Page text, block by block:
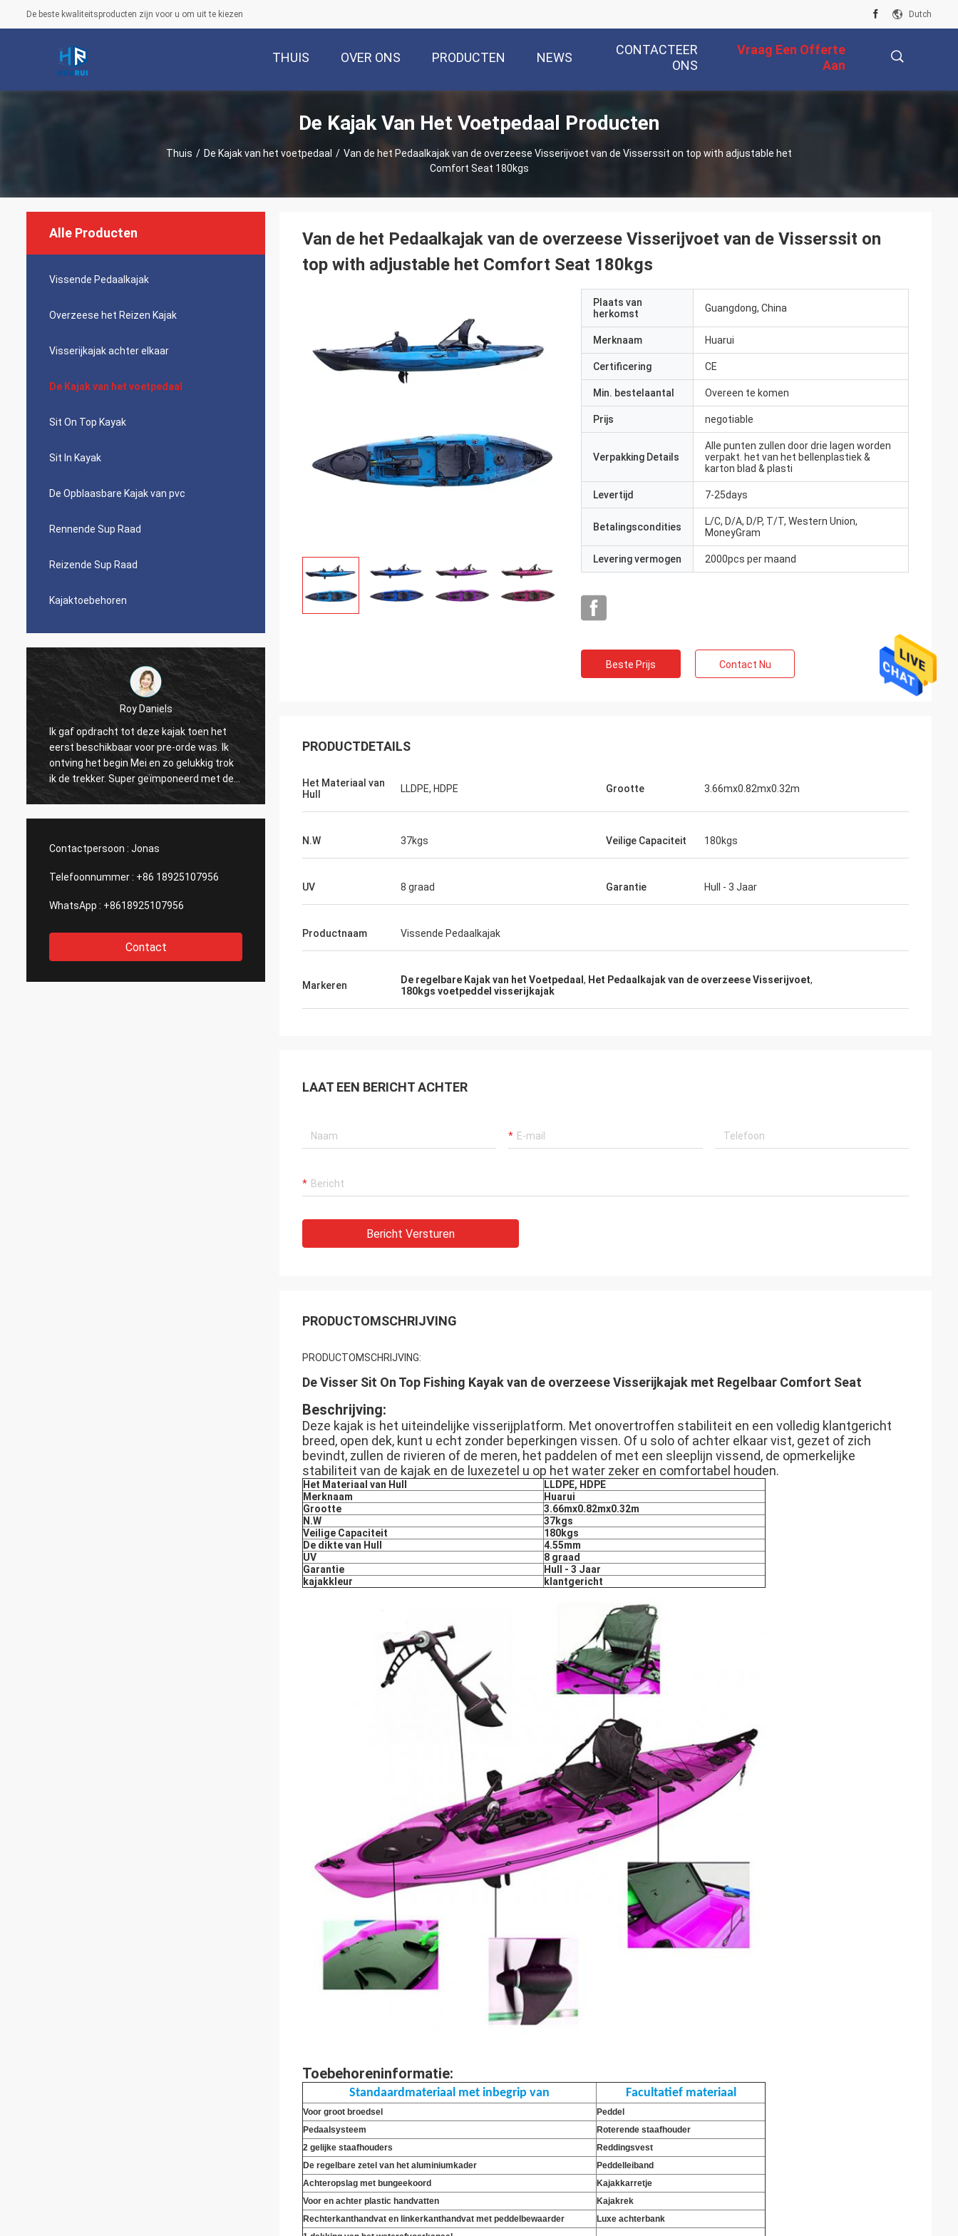
De beste kwaliteitsproducten zijn voor u om uit te kiezen Dutch
THUIS OVER ONS PRODUCTEN NEWS
CONTACTEER
ONS
Vraag Een Offerte
Aan
De Kajak Van Het Voetpedaal Producten
Thuis / De Kajak van het voetpedaal / Van de het Pedaalkajak van de overzeese Visserijvoet van de Visserssit on top with adjustable het
Comfort Seat 180kgs
Alle Producten
Vissende Pedaalkajak
Overzeese het Reizen Kajak
Visserijkajak achter elkaar
De Kajak van het voetpedaal
Sit On Top Kayak
Sit In Kayak
De Opblaasbare Kajak van pvc
Rennende Sup Raad
Reizende Sup Raad
Kajaktoebehoren
Roy Daniels
opdracht tot deze kajak toen het
beschikbaar voor pre-orde was. Ik
het begin Mei en zo gelukkig trok
trekker. Super geïmponeerd met de
van de kajak van een nieuw merk.
Grote kajak vooral voor het geld. Heeft ton
ruimte, overvloed van plaatsen om
toebehoren op te zetten, en is super stal.
Seat is zeer comfortabel en de
vinaandrijving is makkelijk te gebruiken.
Het heeft alles u in een visserijkajak
Contactpersoon : Jonas
Telefoonnummer : +86 18925107956
WhatsApp : +8618925107956
Contact
Van de het Pedaalkajak van de overzeese Visserijvoet van de Visserssit on
top with adjustable het Comfort Seat 180kgs
Plaats van
herkomst
Guangdong, China
Merknaam Huarui
Certificering CE
Min. bestelaantal Overeen te komen
Prijs negotiable
Verpakking Details
Alle punten zullen door drie lagen worden
verpakt. het van het bellenplastiek &
karton blad & plasti
Levertijd 7-25days
Betalingscondities
L/C, D/A, D/P, T/T, Western Union,
MoneyGram
Levering vermogen 2000pcs per maand
Beste Prijs Contact Nu
PRODUCTDETAILS
Het Materiaal van
Hull
LLDPE, HDPE Grootte 3.66mx0.82mx0.32m
N.W 37kgs Veilige Capaciteit 180kgs
UV 8 graad Garantie Hull - 3 Jaar
Productnaam Vissende Pedaalkajak
Markeren De regelbare Kajak van het Voetpedaal , Het Pedaalkajak van de overzeese Visserijvoet,
180kgs voetpeddel visserijkajak
LAAT EEN BERICHT ACHTER
Bericht Versturen
PRODUCTOMSCHRIJVING
PRODUCTOMSCHRIJVING:
De Visser Sit On Top Fishing Kayak van de overzeese Visserijkajak met Regelbaar Comfort Seat
Beschrijving:
Deze kajak is het uiteindelijke visserijplatform. Met onovertroffen stabiliteit en een volledig klantgericht
breed, open dek, kunt u echt zonder beperkingen vissen. Of u solo of achter elkaar vist, gezet of zich
bevindt, zullen de rivieren of de meren, het paddelen of met een sleeplijn vissend, de opmerkelijke
stabiliteit van de kajak en de luxezetel u op het water zeker en comfortabel houden.
Het Materiaal van Hull
LLDPE, HDPE
Merknaam
Huarui
Grootte
3.66mx0.82mx0.32m
N.W
37kgs
Veilige Capaciteit
180kgs
De dikte van Hull
4.55mm
UV
8 graad
Garantie
Hull - 3 Jaar
kajakkleur
klantgericht
Toebehoreninformatie:
Standaardmateriaal met inbegrip van Facultatief materiaal
Voor groot broedsel
Peddel
Pedaalsysteem
Roterende staafhouder
2 gelijke staafhouders
Reddingsvest
De regelbare zetel van het aluminiumkader
Peddelleiband
Achteropslag met bungeekoord
Kajakkarretje
Voor en achter plastic handvatten
Kajakrek
Rechterkanthandvat en linkerkanthandvat met peddelbewaarder
Luxe achterbank